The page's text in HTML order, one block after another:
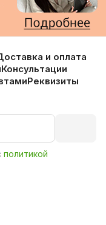
и оплата
Консультации
Реквизиты
политикой